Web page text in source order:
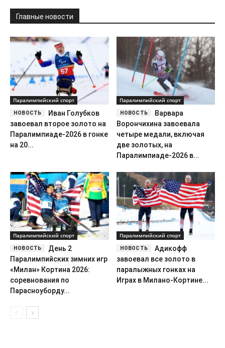
Главные новости
Паралимпийский спорт
Иван Голубков
завоевал второе золото на
Паралимпиаде-2026 в гонке
на 20...
Паралимпийский спорт
Варвара
Ворончихина завоевала
четыре медали, включая
две золотых, на
Паралимпиаде-2026 в...
Паралимпийский спорт
День 2
Паралимпийских зимних игр
«Милан» Кортинa 2026:
соревнования по
Парасноуборду...
Паралимпийский спорт
Адикофф
завоевал все золото в
паралыжных гонках на
Играх в Милано-Кортине...